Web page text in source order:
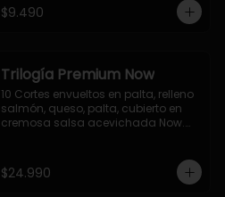
$9.490
Trilogía Premium Now
10 Cortes envueltos en palta, relleno
salmón, queso, palta, cubierto en
cremosa salsa acevichada Now.
palta, cubierto con topping de
chimichurri de la casa flambeado.
$24.990